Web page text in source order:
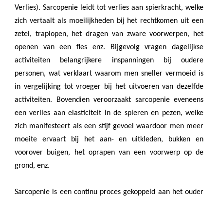
Verlies). Sarcopenie leidt tot verlies aan spierkracht, welke
zich vertaalt als moeilijkheden bij het rechtkomen uit een
zetel, traplopen, het dragen van zware voorwerpen, het
openen van een fles enz. Bijgevolg vragen dagelijkse
activiteiten belangrijkere inspanningen bij oudere
personen, wat verklaart waarom men sneller vermoeid is
in vergelijking tot vroeger bij het uitvoeren van dezelfde
activiteiten. Bovendien veroorzaakt sarcopenie eveneens
een verlies aan elasticiteit in de spieren en pezen, welke
zich manifesteert als een stijf gevoel waardoor men meer
moeite ervaart bij het aan- en uitkleden, bukken en
voorover buigen, het oprapen van een voorwerp op de
grond, enz.
Sarcopenie is een continu proces gekoppeld aan het ouder